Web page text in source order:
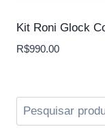
Kit Roni Glock
R$990.00
Pesquisar
por: